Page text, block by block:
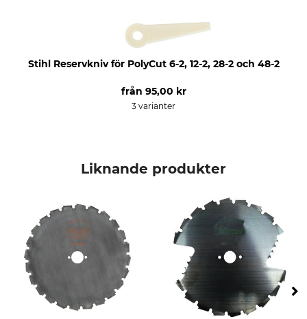
Stihl Reservkniv för PolyCut 6-2, 12-2, 28-2 och 48-2
från 95,00 kr
3 varianter
Liknande produkter